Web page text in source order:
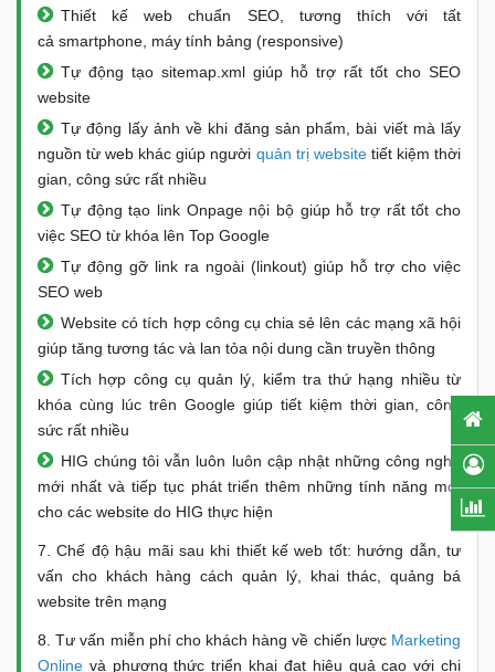
Thiết kế web chuẩn SEO, tương thích với tất
cả smartphone, máy tính bảng (responsive)
Tự động tạo sitemap.xml giúp hỗ trợ rất tốt cho SEO
website
Tự động lấy ảnh về khi đăng sản phẩm, bài viết mà lấy
nguồn từ web khác giúp người quản trị websitetiết kiệm thời
gian, công sức rất nhiều
Tự động tạo link Onpage nội bộ giúp hỗ trợ rất tốt cho
việc SEO từ khóa lên Top Google
Tự động gỡ link ra ngoài (linkout) giúp hỗ trợ cho việc
SEO web
Website có tích hợp công cụ chia sẻ lên các mạng xã hội
giúp tăng tương tác và lan tỏa nội dung cần truyền thông
Tích hợp công cụ quản lý, kiểm tra thứ hạng nhiều từ
khóa cùng lúc trên Google giúp tiết kiệm thời gian, công
sức rất nhiều
HIG chúng tôi vẫn luôn luôn cập nhật những công nghệ
mới nhất và tiếp tục phát triển thêm những tính năng mới
cho các website do HIG thực hiện
7. Chế độ hậu mãi sau khi thiết kế web tốt: hướng dẫn, tư
vấn cho khách hàng cách quản lý, khai thác, quảng bá
website trên mạng
8. Tư vấn miễn phí cho khách hàng về chiến lược Marketing
Online và phương thức triển khai đạt hiệu quả cao với chi